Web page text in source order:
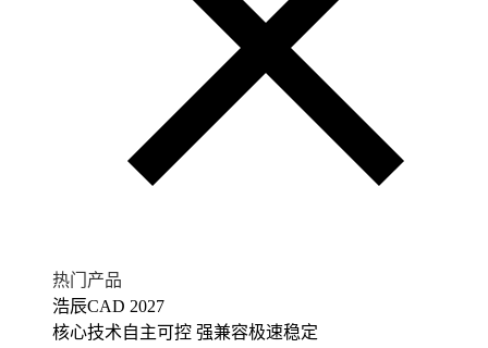
热门产品
浩辰CAD 2027
核心技术自主可控 强兼容极速稳定